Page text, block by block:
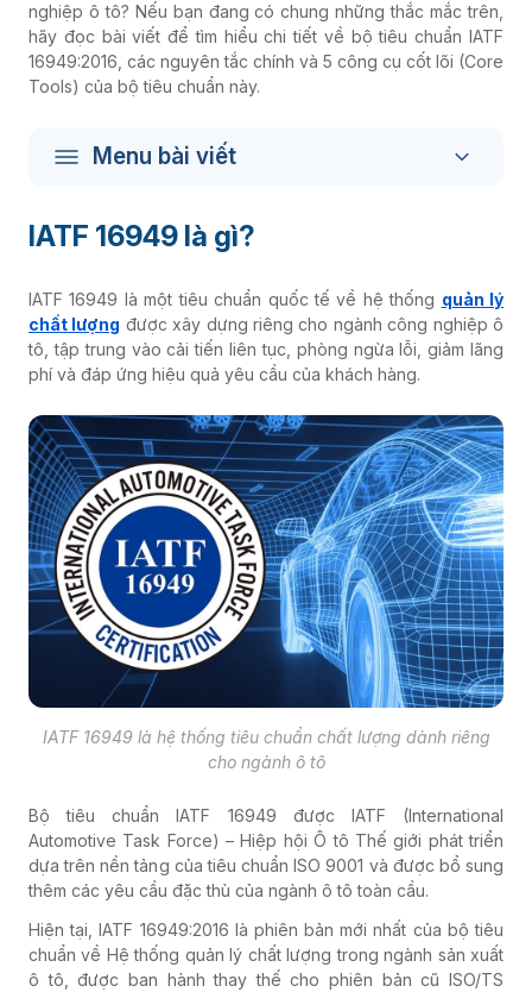
nghiệp ô tô? Nếu bạn đang có chung những thắc mắc trên,
hãy đọc bài viết để tìm hiểu chi tiết về bộ tiêu chuẩn IATF
16949:2016, các nguyên tắc chính và 5 công cụ cốt lõi (Core
Tools) của bộ tiêu chuẩn này.
Menu bài viết
IATF 16949 là gì?
IATF 16949 là một tiêu chuẩn quốc tế về hệ thống quản lý
chất lượng được xây dựng riêng cho ngành công nghiệp ô
tô, tập trung vào cải tiến liên tục, phòng ngừa lỗi, giảm lãng
phí và đáp ứng hiệu quả yêu cầu của khách hàng.
IATF 16949 là hệ thống tiêu chuẩn chất lượng dành riêng
cho ngành ô tô
Bộ tiêu chuẩn IATF 16949 được IATF (International
Automotive Task Force) – Hiệp hội Ô tô Thế giới phát triển
dựa trên nền tảng của tiêu chuẩn ISO 9001 và được bổ sung
thêm các yêu cầu đặc thù của ngành ô tô toàn cầu.
Hiện tại, IATF 16949:2016 là phiên bản mới nhất của bộ tiêu
chuẩn về Hệ thống quản lý chất lượng trong ngành sản xuất
ô tô, được ban hành thay thế cho phiên bản cũ ISO/TS